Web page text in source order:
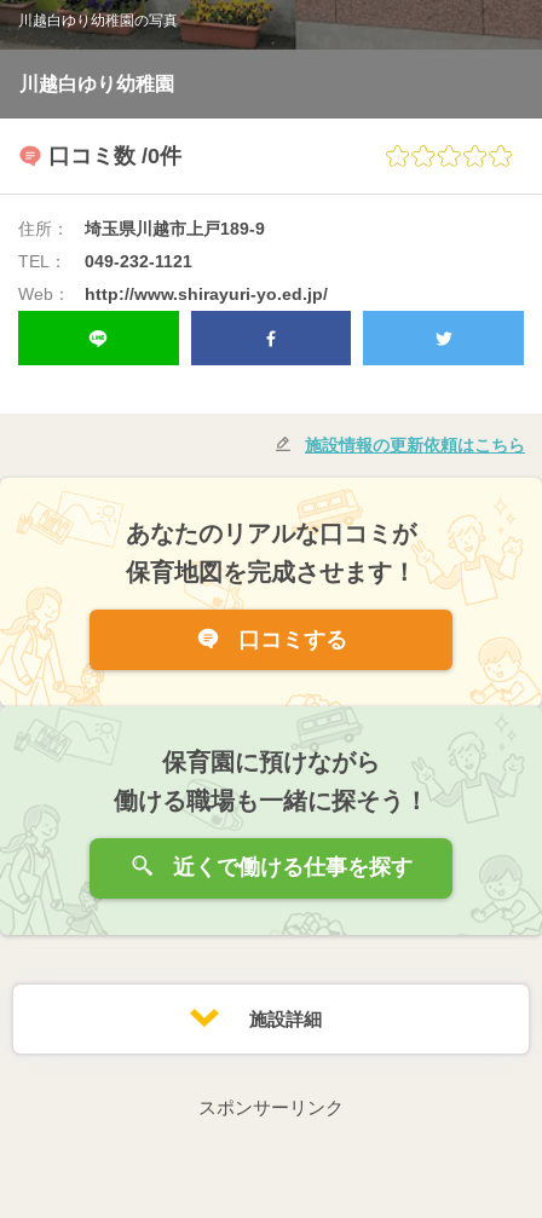
川越白ゆり幼稚園の写真
川越白ゆり幼稚園
口コミ数 /0件
住所：
埼玉県川越市上戸189-9
TEL：
049-232-1121
Web：
http://www.shirayuri-yo.ed.jp/
施設情報の更新依頼はこちら
あなたのリアルな口コミが
保育地図を完成させます！
口コミする
保育園に預けながら
働ける職場も一緒に探そう！
近くで働ける仕事を探す
施設詳細
スポンサーリンク